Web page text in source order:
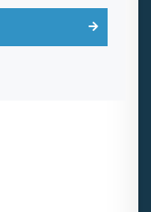
au RGPD. Les
vous pouvez
et retirer votre